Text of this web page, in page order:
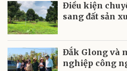
Điều kiện
sang đất sản
Đắk Glong và
nghiệp công